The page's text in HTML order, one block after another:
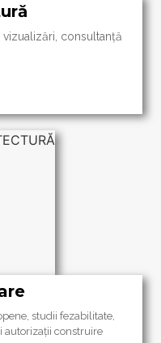
consultanță
studii fezabilitate,
autorizații construire